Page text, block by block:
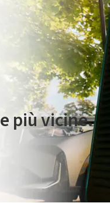
Plenitude On The Road
più vicine.